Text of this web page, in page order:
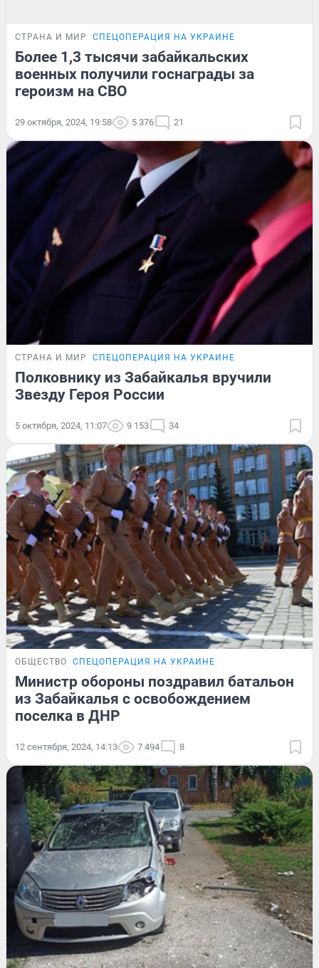
СТРАНА И МИР СПЕЦОПЕРАЦИЯ НА УКРАИНЕ
Более 1,3 тысячи забайкальских
военных получили госнаграды за
героизм на СВО
29 октября, 2024, 19:58 5 376 21
СТРАНА И МИР СПЕЦОПЕРАЦИЯ НА УКРАИНЕ
Полковнику из Забайкалья вручили
Звезду Героя России
5 октября, 2024, 11:07 9 153 34
ОБЩЕСТВО СПЕЦОПЕРАЦИЯ НА УКРАИНЕ
Министр обороны поздравил батальон
из Забайкалья с освобождением
поселка в ДНР
12 сентября, 2024, 14:13 7 494 8